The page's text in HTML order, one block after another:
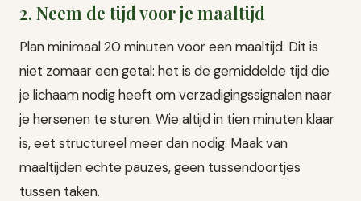
2. Neem de tijd voor je maaltijd
Plan minimaal 20 minuten voor een maaltijd. Dit is
niet zomaar een getal: het is de gemiddelde tijd die
je lichaam nodig heeft om verzadigingssignalen naar
je hersenen te sturen. Wie altijd in tien minuten klaar
is, eet structureel meer dan nodig. Maak van
maaltijden echte pauzes, geen tussendoortjes
tussen taken.